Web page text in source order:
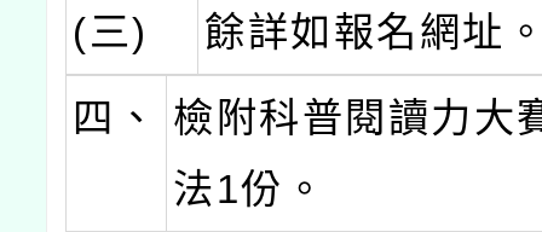
(三)
餘詳如報名網址
四、
檢附科普閱讀力大
法1份。